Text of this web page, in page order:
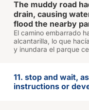
The muddy road
drain, causing
flood the nearby
El camino embarrado
alcantarilla, lo que
y inundara el parque
11. stop and wait,
instructions or